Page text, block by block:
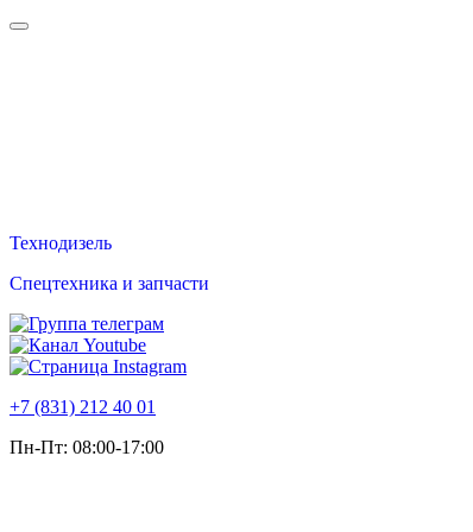
Технодизель
Спецтехника и запчасти
+7 (831) 212 40 01
Пн-Пт: 08:00-17:00